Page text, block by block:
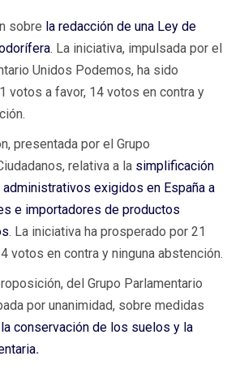
sobre la redacción de una Ley de
. La iniciativa, impulsada por el
Unidos Podemos, ha sido
votos a favor, 14 votos en contra y
presentada por el Grupo
relativa a la simplificación
exigidos en España a
e importadores de productos
. La iniciativa ha prosperado por 21
votos en contra y ninguna abstención.
del Grupo Parlamentario
por unanimidad, sobre medidas
conservación de los suelos y la
.